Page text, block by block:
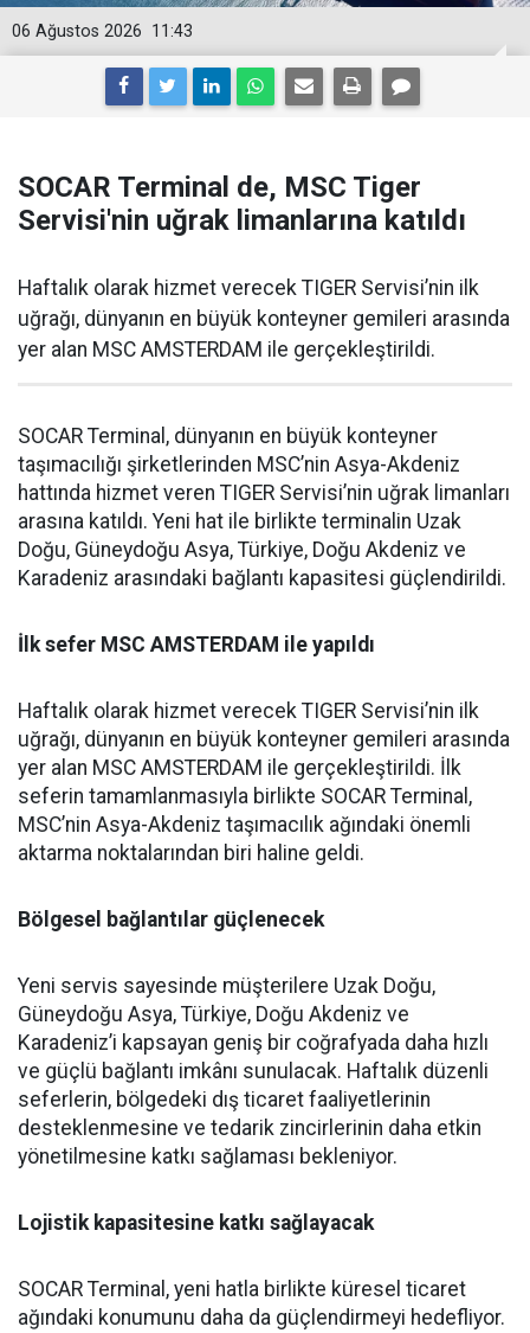
11:43
06 Ağustos 2026
SOCAR Terminal de, MSC Tiger
Servisi'nin uğrak limanlarına katıldı
Haftalık olarak hizmet verecek TIGER Servisi’nin ilk
uğrağı, dünyanın en büyük konteyner gemileri arasında
yer alan MSC AMSTERDAM ile gerçekleştirildi.
SOCAR Terminal, dünyanın en büyük konteyner
taşımacılığı şirketlerinden MSC’nin Asya-Akdeniz
hattında hizmet veren TIGER Servisi’nin uğrak limanları
arasına katıldı. Yeni hat ile birlikte terminalin Uzak
Doğu, Güneydoğu Asya, Türkiye, Doğu Akdeniz ve
Karadeniz arasındaki bağlantı kapasitesi güçlendirildi.
İlk sefer MSC AMSTERDAM ile yapıldı
Haftalık olarak hizmet verecek TIGER Servisi’nin ilk
uğrağı, dünyanın en büyük konteyner gemileri arasında
yer alan MSC AMSTERDAM ile gerçekleştirildi. İlk
seferin tamamlanmasıyla birlikte SOCAR Terminal,
MSC’nin Asya-Akdeniz taşımacılık ağındaki önemli
aktarma noktalarından biri haline geldi.
Bölgesel bağlantılar güçlenecek
Yeni servis sayesinde müşterilere Uzak Doğu,
Güneydoğu Asya, Türkiye, Doğu Akdeniz ve
Karadeniz’i kapsayan geniş bir coğrafyada daha hızlı
ve güçlü bağlantı imkânı sunulacak. Haftalık düzenli
seferlerin, bölgedeki dış ticaret faaliyetlerinin
desteklenmesine ve tedarik zincirlerinin daha etkin
yönetilmesine katkı sağlaması bekleniyor.
Lojistik kapasitesine katkı sağlayacak
SOCAR Terminal, yeni hatla birlikte küresel ticaret
ağındaki konumunu daha da güçlendirmeyi hedefliyor.